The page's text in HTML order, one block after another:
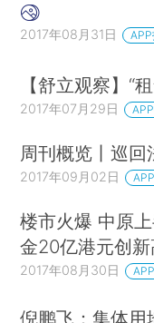
2017年08月31日
【舒立观察】“
2017年07月29日
周刊概览丨巡回
2017年09月02日
楼市火爆 中原
金20亿港元创新
2017年08月30日
倪鹏飞：集体用